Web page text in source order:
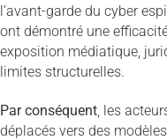
l’avant-garde du cyber
ont démontré une
exposition médiatique,
limites structurelles.
Par conséquent , les
déplacés vers des